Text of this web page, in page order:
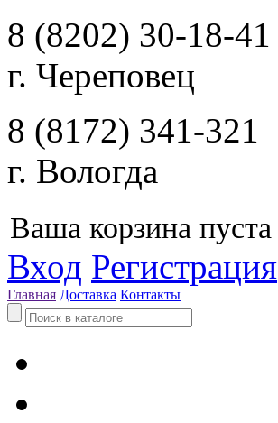
8 (8202) 30-18-41
г. Череповец
8 (8172) 341-321
г. Вологда
Ваша корзина пуста
Вход Регистрация
Главная Доставка Контакты